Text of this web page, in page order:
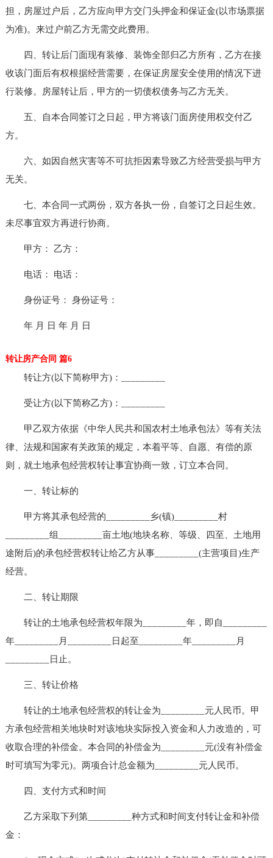
担，房屋过户后，乙方应向甲方交门头押金和保证金(以市场票据
为准)。来过户前乙方无需交此费用。
四、转让后门面现有装修、装饰全部归乙方所有，乙方在接
收该门面后有权根据经营需要，在保证房屋安全使用的情况下进
行装修。房屋转让后，甲方的一切债权债务与乙方无关。
五、自本合同签订之日起，甲方将该门面房使用权交付乙
方。
六、如因自然灾害等不可抗拒因素导致乙方经营受损与甲方
无关。
七、本合同一式两份，双方各执一份，自签订之日起生效。
未尽事宜双方再进行协商。
甲方： 乙方：
电话： 电话：
身份证号： 身份证号：
年 月 日 年 月 日
转让房产合同 篇6
转让方(以下简称甲方)：_________
受让方(以下简称乙方)：_________
甲乙双方依据《中华人民共和国农村土地承包法》等有关法
律、法规和国家有关政策的规定，本着平等、自愿、有偿的原
则，就土地承包经营权转让事宜协商一致，订立本合同。
一、转让标的
甲方将其承包经营的_________乡(镇)_________村
_________组_________亩土地(地块名称、等级、四至、土地用
途附后)的承包经营权转让给乙方从事_________(主营项目)生产
经营。
二、转让期限
转让的土地承包经营权年限为_________年，即自_________
年_________月_________日起至_________年_________月
_________日止。
三、转让价格
转让的土地承包经营权的转让金为_________元人民币。甲
方承包经营相关地块时对该地块实际投入资金和人力改造的，可
收取合理的补偿金。本合同的补偿金为_________元(没有补偿金
时可填写为零元)。两项合计总金额为_________元人民币。
四、支付方式和时间
乙方采取下列第_________种方式和时间支付转让金和补偿
金：